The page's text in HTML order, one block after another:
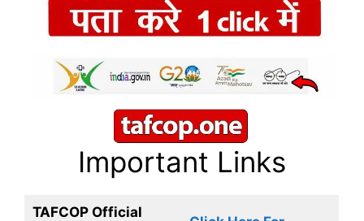
Important Links
TAFCOP Official